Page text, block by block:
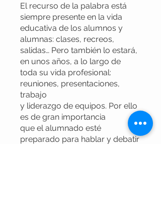
El recurso de la palabra está
siempre presente en la vida
educativa de los alumnos y
alumnas: clases, recreos,
salidas… Pero también lo estará,
en unos años, a lo largo de
toda su vida profesional:
reuniones, presentaciones,
trabajo
y liderazgo de equipos. Por ello
es de gran importancia
que el alumnado esté
preparado para hablar y debatir